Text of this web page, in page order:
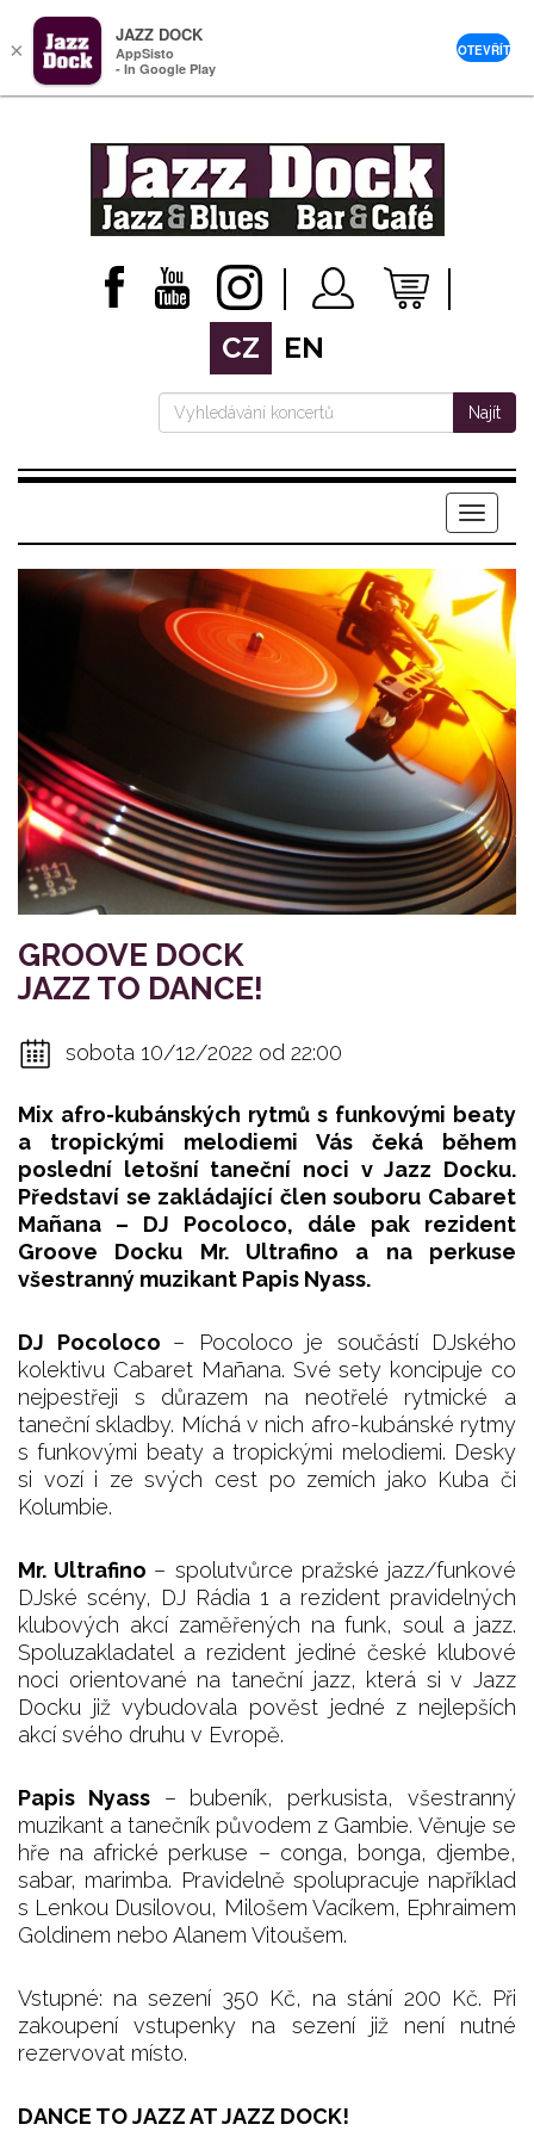
CZ EN
Najít
Menu
GROOVE DOCK
JAZZ TO DANCE!
sobota 10/12/2022 od 22:00
Mix afro-kubánských rytmů s funkovými beaty
a tropickými melodiemi Vás čeká během
poslední letošní taneční noci v Jazz Docku.
Představí se zakládající člen souboru Cabaret
Mañana – DJ Pocoloco, dále pak rezident
Groove Docku Mr. Ultrafino a na perkuse
všestranný muzikant Papis Nyass.
DJ Pocoloco – Pocoloco je součástí DJského
kolektivu Cabaret Mañana. Své sety koncipuje co
nejpestřeji s důrazem na neotřelé rytmické a
taneční skladby. Míchá v nich afro-kubánské rytmy
s funkovými beaty a tropickými melodiemi. Desky
si vozí i ze svých cest po zemích jako Kuba či
Kolumbie.
Mr. Ultrafino – spolutvůrce pražské jazz/funkové
DJské scény, DJ Rádia 1 a rezident pravidelných
klubových akcí zaměřených na funk, soul a jazz.
Spoluzakladatel a rezident jediné české klubové
noci orientované na taneční jazz, která si v Jazz
Docku již vybudovala pověst jedné z nejlepších
akcí svého druhu v Evropě.
Papis Nyass– bubeník, perkusista, všestranný
muzikant a tanečník původem z Gambie. Věnuje se
hře na africké perkuse – conga, bonga, djembe,
sabar, marimba. Pravidelně spolupracuje například
s Lenkou Dusilovou, Milošem Vacíkem, Ephraimem
Goldinem nebo Alanem Vitoušem.
Vstupné: na sezení 350 Kč, na stání 200 Kč. Při
zakoupení vstupenky na sezení již není nutné
rezervovat místo.
DANCE TO JAZZ AT JAZZ DOCK!
×
JAZZ DOCK
AppSisto
- In Google Play
OTEVŘÍT